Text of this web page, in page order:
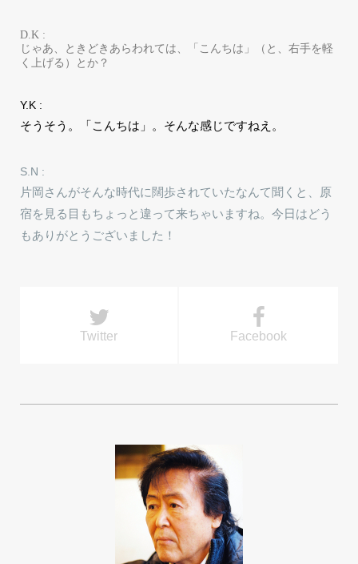
D.K :
じゃあ、ときどきあらわれては、「こんちは」（と、右手を軽
く上げる）とか？
Y.K :
そうそう。「こんちは」。そんな感じですねえ。
S.N :
片岡さんがそんな時代に闊歩されていたなんて聞くと、原
宿を見る目もちょっと違って来ちゃいますね。今日はどう
もありがとうございました！
Twitter Facebook